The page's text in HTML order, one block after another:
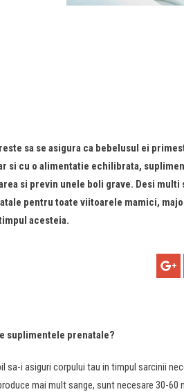
sa se asigura ca bebelusul ei
si cu o alimentatie echilibrata,
si previn unele boli grave. Desi
pentru toate viitoarele mamici,
acesteia.
suplimentele prenatale?
sa-i asiguri corpului tau in timpul sarcinii
mai mult sange, sunt necesare 30-60